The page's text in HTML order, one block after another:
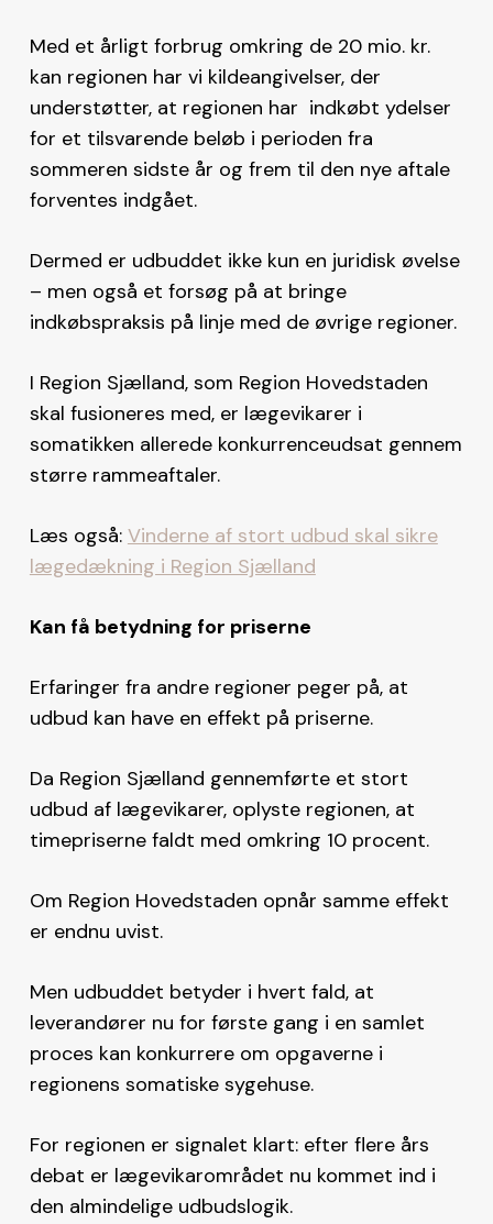
Med et årligt forbrug omkring de 20 mio. kr.
kan regionen har vi kildeangivelser, der
understøtter, at regionen har indkøbt ydelser
for et tilsvarende beløb i perioden fra
sommeren sidste år og frem til den nye aftale
forventes indgået.
Dermed er udbuddet ikke kun en juridisk øvelse
– men også et forsøg på at bringe
indkøbspraksis på linje med de øvrige regioner.
I Region Sjælland, som Region Hovedstaden
skal fusioneres med, er lægevikarer i
somatikken allerede konkurrenceudsat gennem
større rammeaftaler.
Læs også: Vinderne af stort udbud skal sikre
lægedækning i Region Sjælland
Kan få betydning for priserne
Erfaringer fra andre regioner peger på, at
udbud kan have en effekt på priserne.
Da Region Sjælland gennemførte et stort
udbud af lægevikarer, oplyste regionen, at
timepriserne faldt med omkring 10 procent.
Om Region Hovedstaden opnår samme effekt
er endnu uvist.
Men udbuddet betyder i hvert fald, at
leverandører nu for første gang i en samlet
proces kan konkurrere om opgaverne i
regionens somatiske sygehuse.
For regionen er signalet klart: efter flere års
debat er lægevikarområdet nu kommet ind i
den almindelige udbudslogik.